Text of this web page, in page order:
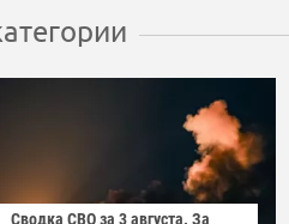
Сводка СВО за 3 августа. За